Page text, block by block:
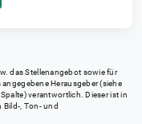
das Stellenangebot sowie für
Herausgeber (siehe
verantwortlich. Dieser ist in
Bild-, Ton- und